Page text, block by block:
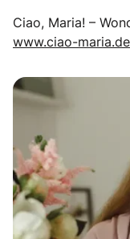
Ciao, Maria! –
www.ciao-maria.de